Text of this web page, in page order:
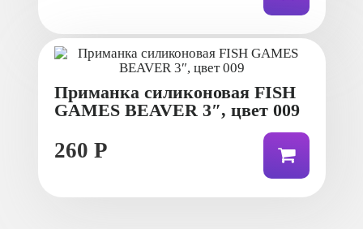
Приманка силиконовая FISH
GAMES BEAVER 3″, цвет 009
260 Р